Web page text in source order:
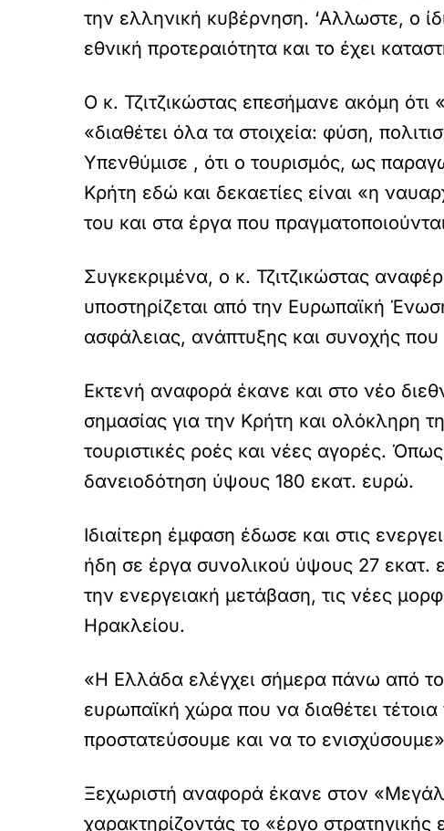
την ελληνική κυβέρνηση. ‘Αλλωστε, ο
εθνική προτεραιότητα και το έχει
Ο κ. Τζιτζικώστας επεσήμανε ακόμη
«διαθέτει όλα τα στοιχεία: φύση,
Υπενθύμισε , ότι ο τουρισμός, ως
Κρήτη εδώ και δεκαετίες είναι «η
του και στα έργα που
Συγκεκριμένα, ο κ. Τζιτζικώστας
υποστηρίζεται από την Ευρωπαϊκή
ασφάλειας, ανάπτυξης και συνοχής
Εκτενή αναφορά έκανε και στο νέο
σημασίας για την Κρήτη και ολόκληρη
τουριστικές ροές και νέες αγορές.
δανειοδότηση ύψους 180 εκατ. ευρώ.
Ιδιαίτερη έμφαση έδωσε και στις
ήδη σε έργα συνολικού ύψους 27 εκατ.
την ενεργειακή μετάβαση, τις νέες
Ηρακλείου.
«Η Ελλάδα ελέγχει σήμερα πάνω από το
ευρωπαϊκή χώρα που να διαθέτει
προστατεύσουμε και να το
Ξεχωριστή αναφορά έκανε στον
χαρακτηρίζοντάς το «έργο